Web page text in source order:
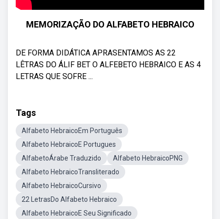
MEMORIZAÇÃO DO ALFABETO HEBRAICO
DE FORMA DIDÁTICA APRASENTAMOS AS 22
LÊTRAS DO ÁLIF BET O ALFEBETO HEBRAICO E AS 4
LETRAS QUE SOFRE ...
Tags
Alfabeto HebraicoEm Português
Alfabeto HebraicoE Portugues
AlfabetoÁrabe Traduzido
Alfabeto HebraicoPNG
Alfabeto HebraicoTransliterado
Alfabeto HebraicoCursivo
22 LetrasDo Alfabeto Hebraico
Alfabeto HebraicoE Seu Significado